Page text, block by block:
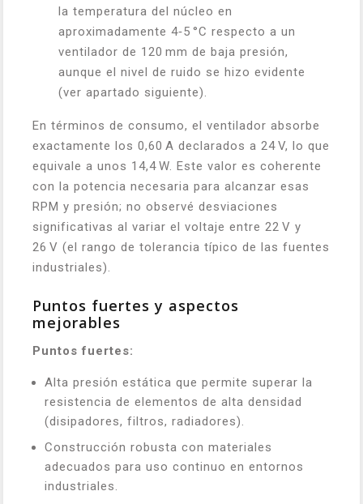
la temperatura del núcleo en
aproximadamente 4‑5 °C respecto a un
ventilador de 120 mm de baja presión,
aunque el nivel de ruido se hizo evidente
(ver apartado siguiente).
En términos de consumo, el ventilador absorbe
exactamente los 0,60 A declarados a 24 V, lo que
equivale a unos 14,4 W. Este valor es coherente
con la potencia necesaria para alcanzar esas
RPM y presión; no observé desviaciones
significativas al variar el voltaje entre 22 V y
26 V (el rango de tolerancia típico de las fuentes
industriales).
Puntos fuertes y aspectos
mejorables
Puntos fuertes:
Alta presión estática que permite superar la
resistencia de elementos de alta densidad
(disipadores, filtros, radiadores).
Construcción robusta con materiales
adecuados para uso continuo en entornos
industriales.